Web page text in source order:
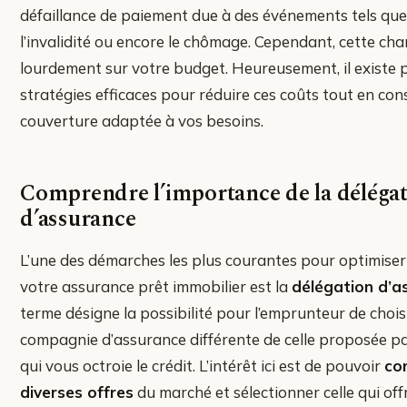
défaillance de paiement due à des événements tels
l’invalidité ou encore le chômage. Cependant, cette
lourdement sur votre budget. Heureusement, il existe
stratégies efficaces pour réduire ces coûts tout en
couverture adaptée à vos besoins.
Comprendre l’importance de la
d’assurance
L’une des démarches les plus courantes pour
votre assurance prêt immobilier est la délégation
terme désigne la possibilité pour l’emprunteur de
compagnie d’assurance différente de celle proposée
qui vous octroie le crédit. L’intérêt ici est de pouvoir
diverses offres du marché et sélectionner celle qui